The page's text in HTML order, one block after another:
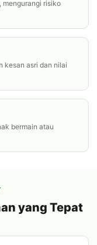
mengurangi risiko
kesan asri dan nilai
bermain atau
yang Tepat